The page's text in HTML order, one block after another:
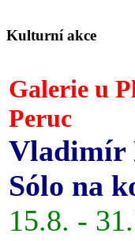
Kulturní akce
Galerie u
Peruc
Vladimír
Sólo na
15.8. -